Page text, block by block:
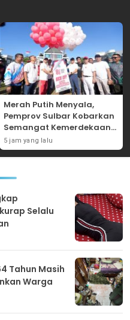
Merah Putih Menyala,
Pemprov Sulbar Kobarkan
Semangat Kemerdekaan
RI ke-81 Lewat Kick Off
5 jam yang lalu
Selalu
Tahun Masih
Warga